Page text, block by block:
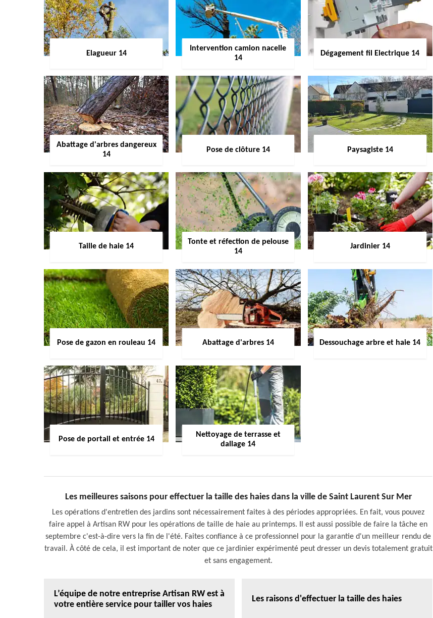
Elagueur 14
Intervention camion nacelle
14
Dégagement fil Electrique 14
Abattage d'arbres dangereux
14
Pose de clôture 14 Paysagiste 14
Taille de haie 14
Tonte et réfection de pelouse
14
Jardinier 14
Pose de gazon en rouleau 14 Abattage d'arbres 14 Dessouchage arbre et haie 14
Pose de portail et entrée 14
Nettoyage de terrasse et
dallage 14
Les meilleures saisons pour effectuer la taille des haies dans la ville de Saint Laurent Sur Mer
Les opérations d'entretien des jardins sont nécessairement faites à des périodes appropriées. En fait, vous pouvez
faire appel à Artisan RW pour les opérations de taille de haie au printemps. Il est aussi possible de faire la tâche en
septembre c'est-à-dire vers la fin de l'été. Faites confiance à ce professionnel pour la garantie d'un meilleur rendu de
travail. À côté de cela, il est important de noter que ce jardinier expérimenté peut dresser un devis totalement gratuit
et sans engagement.
L’équipe de notre entreprise Artisan RW est à
votre entière service pour tailler vos haies
Les raisons d'effectuer la taille des haies